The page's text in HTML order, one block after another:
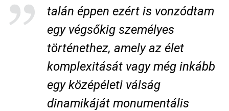
talán éppen ezért is vonzódtam
egy végsőkig személyes
történethez, amely az élet
komplexitását vagy még inkább
egy középéleti válság
dinamikáját monumentális